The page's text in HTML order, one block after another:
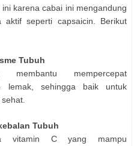
karena cabai ini mengandung
aktif seperti capsaicin. Berikut
Tubuh
membantu mempercepat
lemak, sehingga baik untuk
Tubuh
vitamin C yang mampu